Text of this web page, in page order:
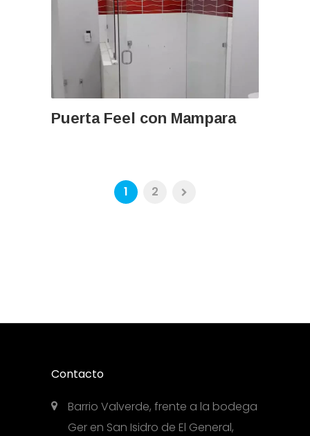
Puerta Feel con Mampara
1 2
Contacto
Barrio Valverde, frente a la bodega
Ger en San Isidro de El General,